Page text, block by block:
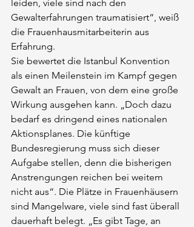
leiden, viele sind nach den
Gewalterfahrungen traumatisiert“, weiß
die Frauenhausmitarbeiterin aus
Erfahrung.
Sie bewertet die Istanbul Konvention
als einen Meilenstein im Kampf gegen
Gewalt an Frauen, von dem eine große
Wirkung ausgehen kann. „Doch dazu
bedarf es dringend eines nationalen
Aktionsplanes. Die künftige
Bundesregierung muss sich dieser
Aufgabe stellen, denn die bisherigen
Anstrengungen reichen bei weitem
nicht aus“. Die Plätze in Frauenhäusern
sind Mangelware, viele sind fast überall
dauerhaft belegt. „Es gibt Tage, an